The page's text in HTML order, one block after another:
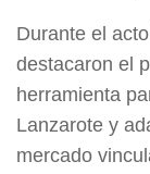
Durante el
destacaron el
herramienta
Lanzarote y
mercado